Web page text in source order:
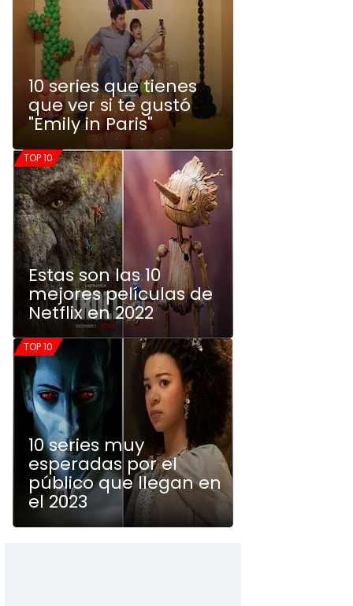
10 series que tienes
que ver si te gustó
"Emily in Paris"
TOP 10
Estas son las 10
mejores películas de
Netflix en 2022
TOP 10
10 series muy
esperadas por el
público que llegan en
el 2023